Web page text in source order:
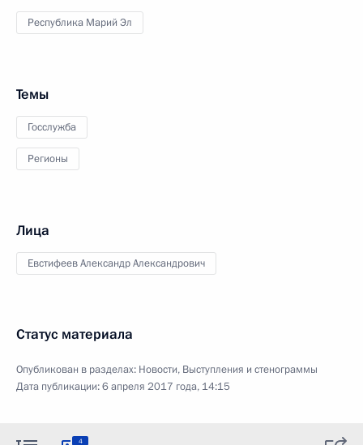
Республика Марий Эл
Темы
Госслужба
Регионы
Лица
Евстифеев Александр Александрович
Статус материала
Опубликован в разделах: Новости, Выступления и стенограммы
Дата публикации:6 апреля 2017 года, 14:15
4